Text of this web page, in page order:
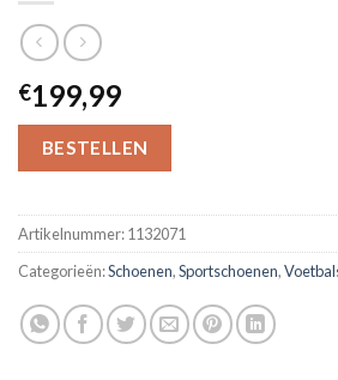
€199,99
BESTELLEN
Artikelnummer:1132071
Categorieën:Schoenen,Sportschoenen,